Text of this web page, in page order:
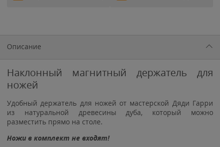
Описание
Наклонный магнитный держатель для
ножей
Удобный держатель для ножей от мастерской Дяди Гарри
из натуральной древесины дуба, который можно
разместить прямо на столе.
Ножи в комплект не входят!